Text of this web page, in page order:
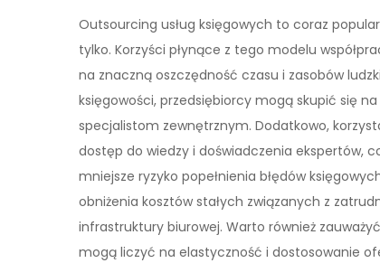
Outsourcing usług księgowych to coraz
tylko. Korzyści płynące z tego modelu
na znaczną oszczędność czasu i zasobów
księgowości, przedsiębiorcy mogą skupić się
specjalistom zewnętrznym. Dodatkowo,
dostęp do wiedzy i doświadczenia ekspertów,
mniejsze ryzyko popełnienia błędów
obniżenia kosztów stałych związanych z
infrastruktury biurowej. Warto również
mogą liczyć na elastyczność i dostosowanie